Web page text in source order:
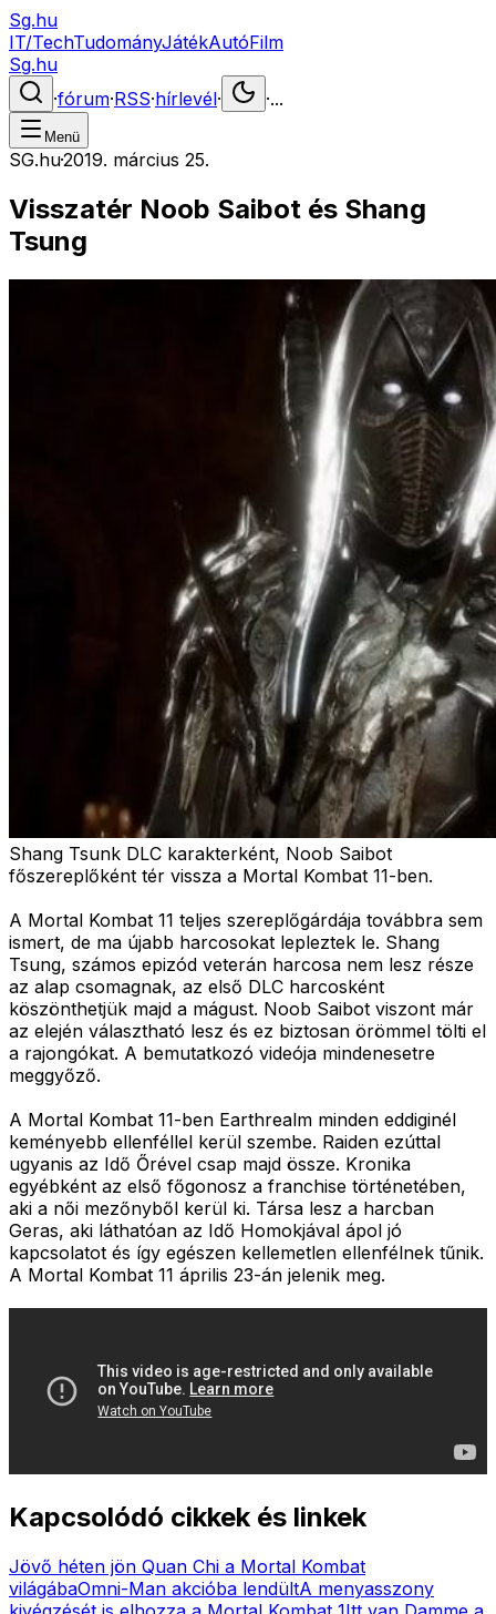
Sg.hu
IT/TechTudományJátékAutóFilm
Sg.hu
·fórum·RSS·hírlevél· ·...
Menü
SG.hu·2019. március 25.
Visszatér Noob Saibot és Shang
Tsung
Shang Tsunk DLC karakterként, Noob Saibot
főszereplőként tér vissza a Mortal Kombat 11-ben.
A Mortal Kombat 11 teljes szereplőgárdája továbbra sem
ismert, de ma újabb harcosokat lepleztek le. Shang
Tsung, számos epizód veterán harcosa nem lesz része
az alap csomagnak, az első DLC harcosként
köszönthetjük majd a mágust. Noob Saibot viszont már
az elején választható lesz és ez biztosan örömmel tölti el
a rajongókat. A bemutatkozó videója mindenesetre
meggyőző.
A Mortal Kombat 11-ben Earthrealm minden eddiginél
keményebb ellenféllel kerül szembe. Raiden ezúttal
ugyanis az Idő Őrével csap majd össze. Kronika
egyébként az első főgonosz a franchise történetében,
aki a női mezőnyből kerül ki. Társa lesz a harcban
Geras, aki láthatóan az Idő Homokjával ápol jó
kapcsolatot és így egészen kellemetlen ellenfélnek tűnik.
A Mortal Kombat 11 április 23-án jelenik meg.
Kapcsolódó cikkek és linkek
Jövő héten jön Quan Chi a Mortal Kombat
világábaOmni-Man akcióba lendültA menyasszony